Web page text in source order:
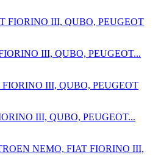
III, QUBO, PEUGEOT...
III, QUBO, PEUGEOT...